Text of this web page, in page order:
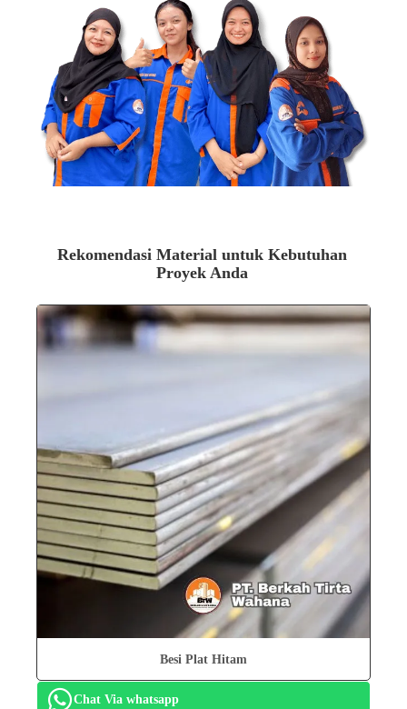
Proyek Anda
Bintang Anugrah Pekanbaru siap memberikan harga
Terbaik untuk pembelian Plat-Bordes. Segera pesan dan
dapatkan penawaran terbaik dengan pengiriman ke
seluruh Riau & Sumatera Barat.
Dapatkan Penawaran Sekarang
Rekomendasi Material untuk Kebutuhan
Proyek Anda
Besi Plat Hitam
Chat Via whatsapp